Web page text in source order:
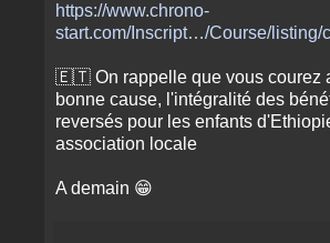
https://www.chrono-
start.com/Inscript…/Course/listing/
🇪🇹 On rappelle que vous courez
bonne cause, l'intégralité des
reversés pour les enfants
association locale
A demain 😁